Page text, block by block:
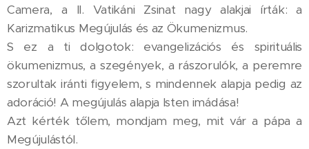
Camera, a II. Vatikáni Zsinat nagy alakjai írták: a
Karizmatikus Megújulás és az Ökumenizmus.
S ez a ti dolgotok: evangelizációs és spirituális
ökumenizmus, a szegények, a rászorulók, a peremre
szorultak iránti figyelem, s mindennek alapja pedig az
adoráció! A megújulás alapja Isten imádása!
Azt kérték tőlem, mondjam meg, mit vár a pápa a
Megújulástól.